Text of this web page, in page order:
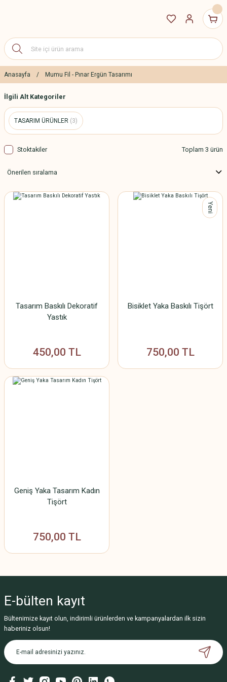
Anasayfa Mumu Fil - Pınar Ergün Tasarımı
İlgili Alt Kategoriler
TASARIM ÜRÜNLER (3)
Stoktakiler Toplam 3 ürün
Tasarım Baskılı Dekoratif
Yastık
450,00 TL
Yeni
Bisiklet Yaka Baskılı Tişört
750,00 TL
Geniş Yaka Tasarım Kadın
Tişört
750,00 TL
E-bülten kayıt
Bültenimize kayıt olun, indirimli ürünlerden ve kampanyalardan ilk sizin
haberiniz olsun!